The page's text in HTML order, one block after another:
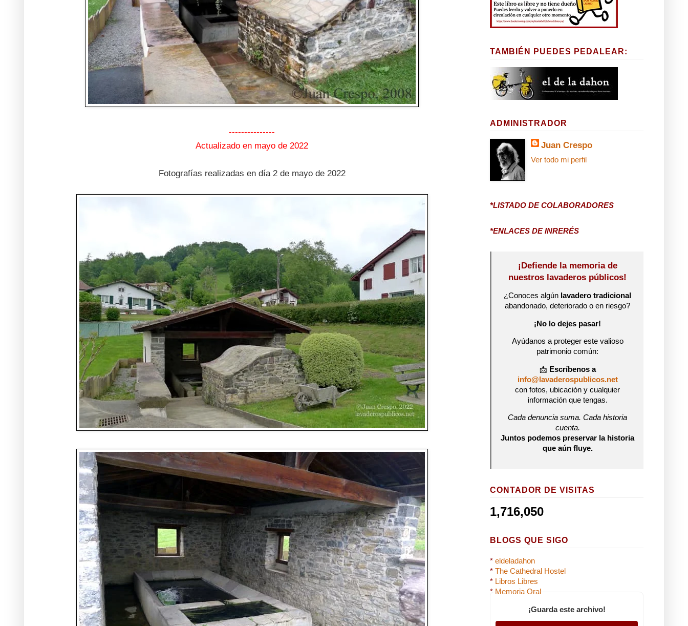
---------------
Actualizado en mayo de 2022
Fotografías realizadas en día 2 de mayo de 2022
TAMBIÉN PUEDES PEDALEAR:
ADMINISTRADOR
Juan Crespo
Ver todo mi perfil
*LISTADO DE COLABORADORES
*ENLACES DE INRERÉS
¡Defiende la memoria de
nuestros lavaderos públicos!
¿Conoces algún lavadero tradicional
abandonado, deteriorado o en riesgo?
¡No lo dejes pasar!
Ayúdanos a proteger este valioso
patrimonio común:
📩 Escríbenos a
info@lavaderospublicos.net
con fotos, ubicación y cualquier
información que tengas.
Cada denuncia suma. Cada historia
cuenta.
Juntos podemos preservar la historia
que aún fluye.
CONTADOR DE VISITAS
1,716,050
BLOGS QUE SIGO
* eldeladahon
* The Cathedral Hostel
* Libros Libres
* Memoria Oral
¡Guarda este archivo!